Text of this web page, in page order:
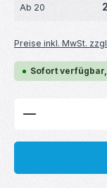
Ab 20
Preise inkl. MwSt.
Sofort
Produkt